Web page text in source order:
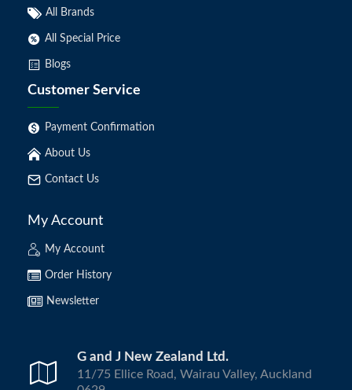
All Brands
All Special Price
Blogs
Customer Service
Payment Confirmation
About Us
Contact Us
My Account
My Account
Order History
Newsletter
G and J New Zealand Ltd.
11/75 Ellice Road, Wairau Valley, Auckland